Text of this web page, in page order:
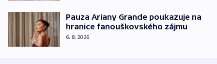
Pauza Ariany Grande poukazuje na
hranice fanouškovského zájmu
6. 8. 2026